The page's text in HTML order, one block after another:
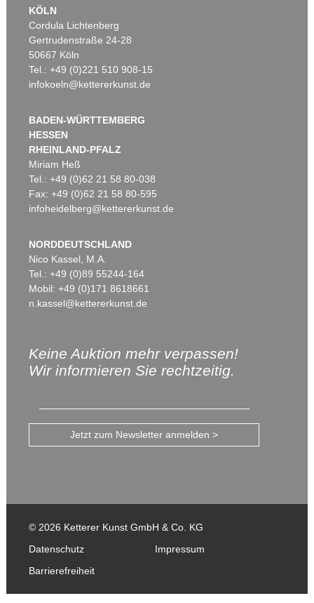
KÖLN
Cordula Lichtenberg
Gertrudenstraße 24-28
50667 Köln
Tel.: +49 (0)221 510 908-15
infokoeln@kettererkunst.de
BADEN-WÜRTTEMBERG
HESSEN
RHEINLAND-PFALZ
Miriam Heß
Tel.: +49 (0)62 21 58 80-038
Fax: +49 (0)62 21 58 80-595
infoheidelberg@kettererkunst.de
NORDDEUTSCHLAND
Nico Kassel, M.A.
Tel.: +49 (0)89 55244-164
Mobil: +49 (0)171 8618661
n.kassel@kettererkunst.de
Keine Auktion mehr verpassen!
Wir informieren Sie rechtzeitig.
Jetzt zum Newsletter anmelden >
© 2026 Ketterer Kunst GmbH & Co. KG
Datenschutz
Impressum
Barrierefreiheit